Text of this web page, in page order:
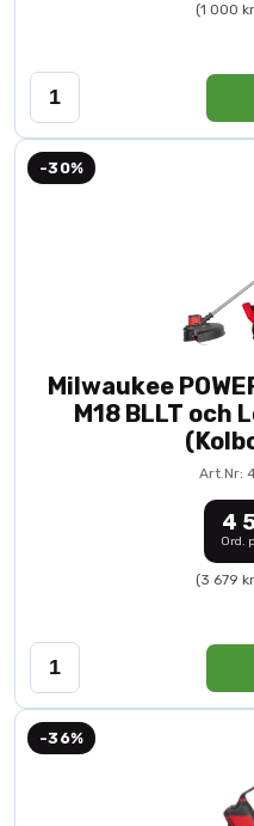
(1 000
-30%
Milwaukee
M18 BLLT och
Art.Nr:
4
Ord.
(3 679
-36%